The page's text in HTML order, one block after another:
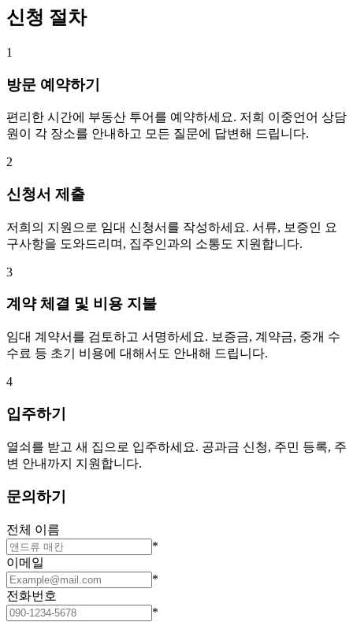
신청 절차
1
방문 예약하기
편리한 시간에 부동산 투어를 예약하세요. 저희 이중언어 상담
원이 각 장소를 안내하고 모든 질문에 답변해 드립니다.
2
신청서 제출
저희의 지원으로 임대 신청서를 작성하세요. 서류, 보증인 요
구사항을 도와드리며, 집주인과의 소통도 지원합니다.
3
계약 체결 및 비용 지불
임대 계약서를 검토하고 서명하세요. 보증금, 계약금, 중개 수
수료 등 초기 비용에 대해서도 안내해 드립니다.
4
입주하기
열쇠를 받고 새 집으로 입주하세요. 공과금 신청, 주민 등록, 주
변 안내까지 지원합니다.
문의하기
전체 이름
*
이메일
*
전화번호
*